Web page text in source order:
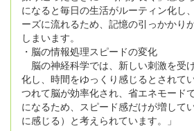
になると毎日の生活がルーティン化し
ーズに流れるため、記憶の引っかかり
しまいます。
・脳の情報処理スピードの変化
脳の神経科学では、新しい刺激を受
化し、時間をゆっくり感じるとされて
つれて脳が効率化され、省エネモード
になるため、スピード感だけが増して
に感じる）と考えられています。」